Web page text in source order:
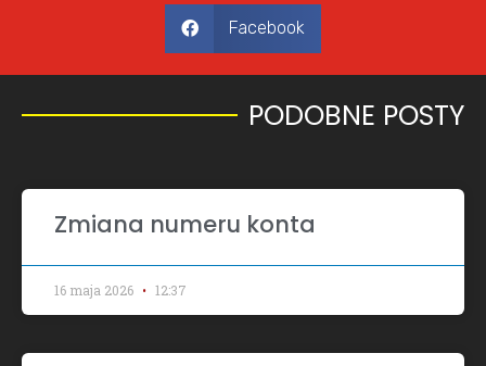
Facebook
PODOBNE POSTY​
Zmiana numeru konta
16 maja 2026 12:37